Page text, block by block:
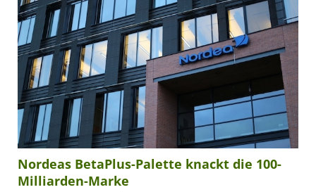
Nordeas BetaPlus-Palette knackt die 100-
Milliarden-Marke